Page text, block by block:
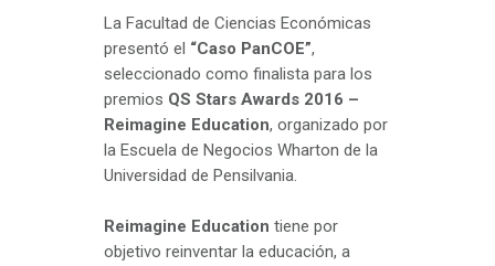
La Facultad de Ciencias Económicas
presentó el “Caso PanCOE”,
seleccionado como finalista para los
premios QS Stars Awards 2016 –
Reimagine Education, organizado por
la Escuela de Negocios Wharton de la
Universidad de Pensilvania.
Reimagine Education tiene por
objetivo reinventar la educación, a